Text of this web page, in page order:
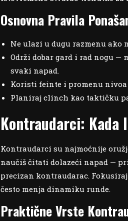
Osnovna Pravila
Ne ulazi u dugu razmenu
Održi dobar gard i rad nogu —
svaki napad.
Koristi feinte i promenu nivoa
Planiraj clinch kao taktičku
Kontraudarci: Kada
Kontraudarci su najmoćnije
naučiš čitati dolazeći napad —
precizan kontraudarac.
često menja dinamiku runde.
Praktične Vrste